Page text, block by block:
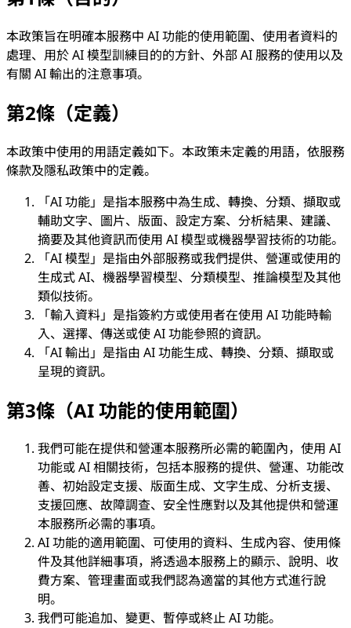
本政策旨在明確本服務中 AI 功能的使用範圍、使用者資料的
處理、用於 AI 模型訓練目的的方針、外部 AI 服務的使用以及
有關 AI 輸出的注意事項。
第2條（定義）
本政策中使用的用語定義如下。本政策未定義的用語，依服務
條款及隱私政策中的定義。
「AI 功能」是指本服務中為生成、轉換、分類、擷取或
輔助文字、圖片、版面、設定方案、分析結果、建議、
摘要及其他資訊而使用 AI 模型或機器學習技術的功能。
「AI 模型」是指由外部服務或我們提供、營運或使用的
生成式 AI、機器學習模型、分類模型、推論模型及其他
類似技術。
「輸入資料」是指簽約方或使用者在使用 AI 功能時輸
入、選擇、傳送或使 AI 功能參照的資訊。
「AI 輸出」是指由 AI 功能生成、轉換、分類、擷取或
呈現的資訊。
第3條（AI 功能的使用範圍）
我們可能在提供和營運本服務所必需的範圍內，使用 AI
功能或 AI 相關技術，包括本服務的提供、營運、功能改
善、初始設定支援、版面生成、文字生成、分析支援、
支援回應、故障調查、安全性應對以及其他提供和營運
本服務所必需的事項。
AI 功能的適用範圍、可使用的資料、生成內容、使用條
件及其他詳細事項，將透過本服務上的顯示、說明、收
費方案、管理畫面或我們認為適當的其他方式進行說
明。
我們可能追加、變更、暫停或終止 AI 功能。